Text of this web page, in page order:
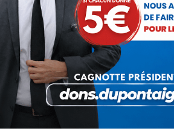
Facebook
X
Pinterest
Auteur :Debout
https://debout-